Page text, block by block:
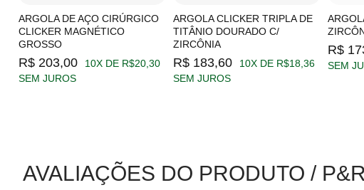
ARGOLA DE AÇO CIRÚRGICO
CLICKER MAGNÉTICO
GROSSO
R$ 203,00
10X DE R$20,30
SEM JUROS
ARGOLA CLICKER TRIPLA DE
TITÂNIO DOURADO C/
ZIRCÔNIA
R$ 183,60
10X DE R$18,36
SEM JUROS
R$
SEM
AVALIAÇÕES DO PRODUTO / P&R